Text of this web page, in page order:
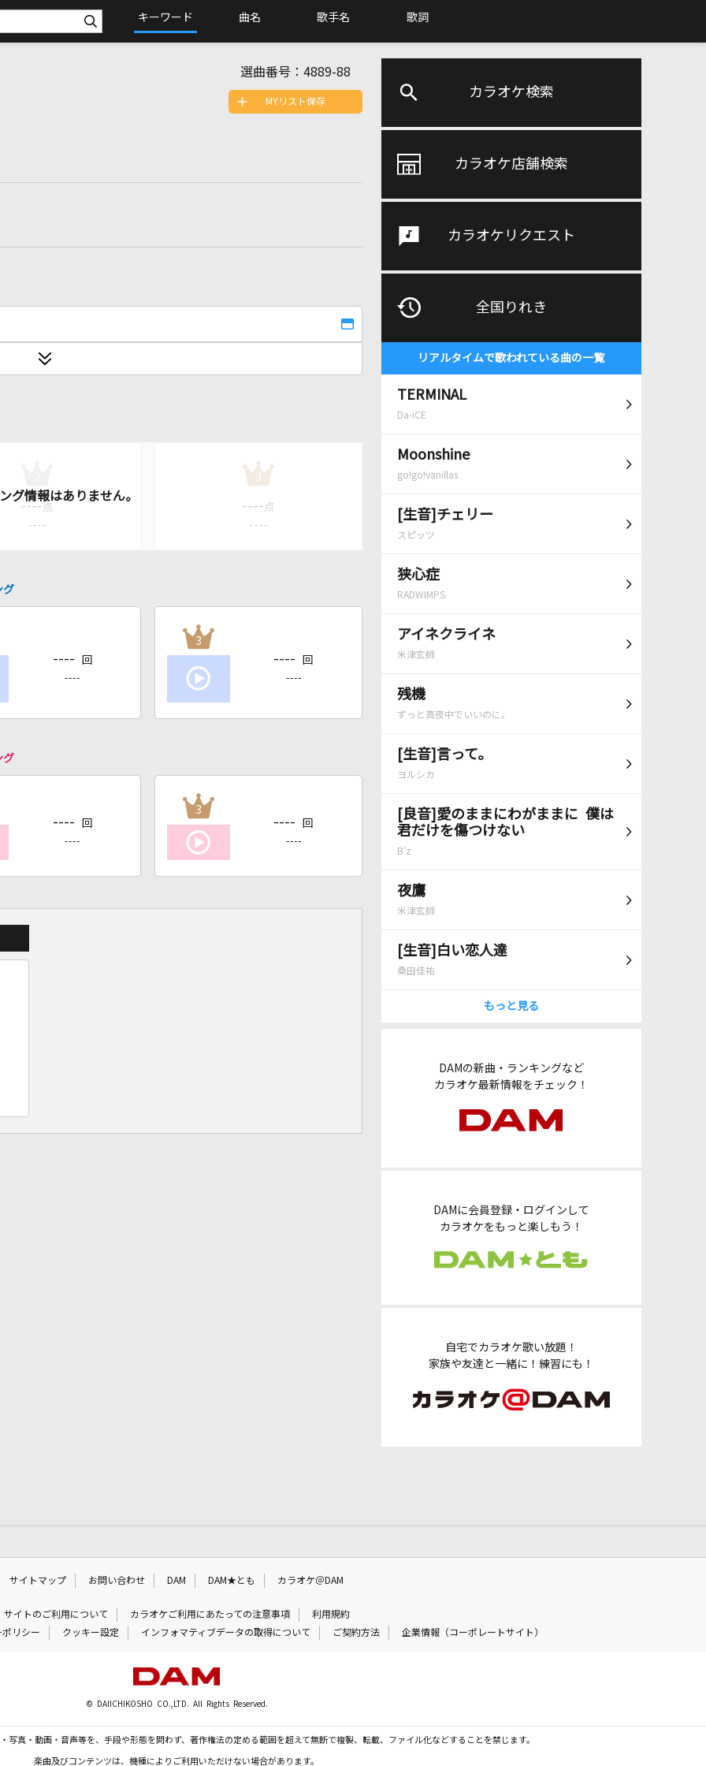
キーワード 曲名 歌手名 歌詞
カラオケ検索
カラオケ店舗検索
カラオケリクエスト
全国りれき
リアルタイムで歌われている曲の一覧
TERMINAL
Da-iCE
Moonshine
go!go!vanillas
[生音]チェリー
スピッツ
狭心症
RADWIMPS
アイネクライネ
米津玄師
残機
ずっと真夜中でいいのに。
[生音]言って。
ヨルシカ
[良音]愛のままにわがままに 僕は
君だけを傷つけない
B'z
夜鷹
米津玄師
[生音]白い恋人達
桑田佳祐
もっと見る
DAMの新曲・ランキングなど
カラオケ最新情報をチェック！
DAMに会員登録・ログインして
カラオケをもっと楽しもう！
自宅でカラオケ歌い放題！
家族や友達と一緒に！練習にも！
選曲番号： 4889-88
MYリスト保存
---- 点
----
3
---- 点
----
グ
---- 回
----
3
---- 回
----
グ
---- 回
----
3
---- 回
----
サイトマップ お問い合わせ DAM DAM★とも カラオケ＠DAM
サイトのご利用について カラオケご利用にあたっての注意事項
利用規約
リシー
クッキー設定 インフォマティブデータの取得について ご契約方法 企業情報（コーポレートサイト）
© DAIICHIKOSHO CO.,LTD. All Rights Reserved.
写真・動画・音声等を、手段や形態を問わず、著作権法の定める範囲を超えて無断で複製、転載、ファイル化などすることを禁じます。
楽曲及びコンテンツは、機種によりご利用いただけない場合があります。